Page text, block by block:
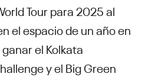
Tour para 2025 al
el espacio de un año en
el Kolkata
y el Big Green